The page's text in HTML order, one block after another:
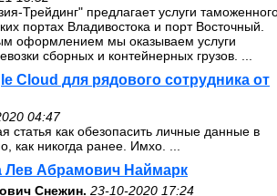
Трейдинг" предлагает услуги
портах Владивостока и порт Восточный.
оформлением мы оказываем услуги
сборных и контейнерных грузов. ...
Cloud для рядового сотрудника от
04:47
статья как обезопасить личные данные в
как никогда ранее. Имхо. ...
Лев Абрамович Наймарк
Снежин. 23-10-2020 17:24